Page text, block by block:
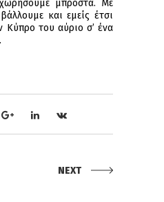
μπροστά. Με
και εμείς έτσι
Κύπρο του αύριο σ’ ένα
NEXT